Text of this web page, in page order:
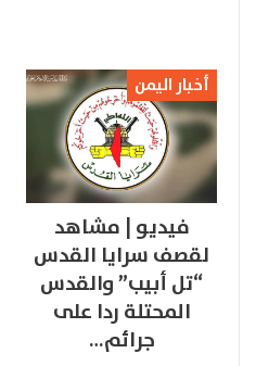
أخبار اليمن
فيديو | مشاهد
لقصف سرايا القدس
“تل أبيب” والقدس
المحتلة ردا على
جرائم…